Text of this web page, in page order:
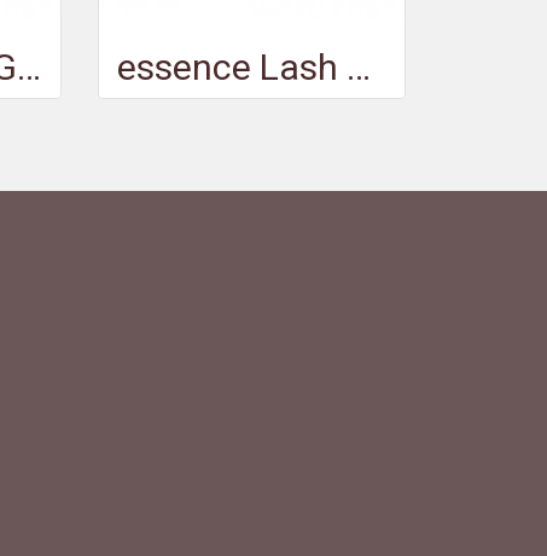
essence lash GOALS mascara long & curl WATERPROOF - เอสเซนส์แลชโกลส์มาสคาร่าลองแอนด์เคิร์ลวอเตอร์พรูฟ essence Lash PRINCESS false lash effect mascara waterproof - เอสเซนส์แลชปรินเซสเฟลส์แลชเอฟเฟ็คมาสคาร่าวอเตอร์พรูฟ